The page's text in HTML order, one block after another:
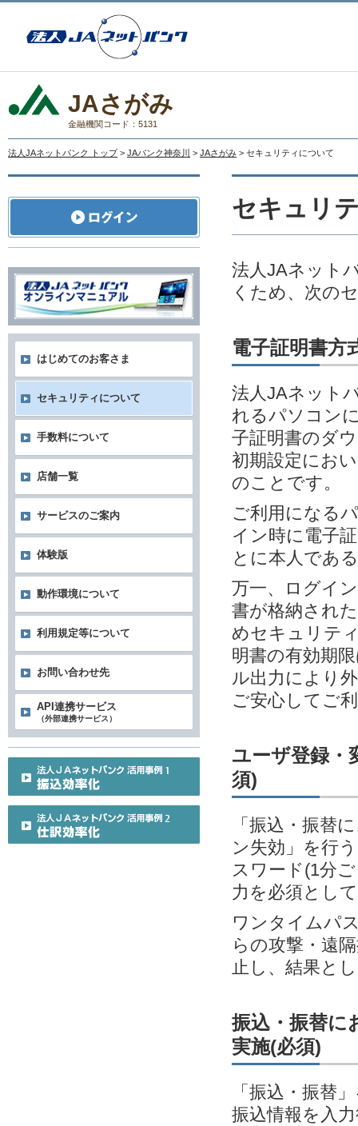
JAさがみ
金融機関コード：5131
法人JAネットバンク トップ > JAバンク神奈川 > JAさがみ > セキュリティについて
セキュリ
法人JAネット
くため、次の
電子証明書方
法人JAネット
れるパソコン
子証明書のダ
初期設定にお
のことです。
ご利用になる
イン時に電子
とに本人であ
万一、ログイ
書が格納され
めセキュリテ
明書の有効期
ル出力により
ご安心してご
ユーザ登録・
須)
「振込・振替
ン失効」を行
スワード(1分
力を必須とし
ワンタイムパ
らの攻撃・遠
止し、結果と
振込・振替に
実施(必須)
「振込・振替
振込情報を入
はじめてのお客さま
セキュリティについて
手数料について
店舗一覧
サービスのご案内
体験版
動作環境について
利用規定等について
お問い合わせ先
API連携サービス
（外部連携サービス）